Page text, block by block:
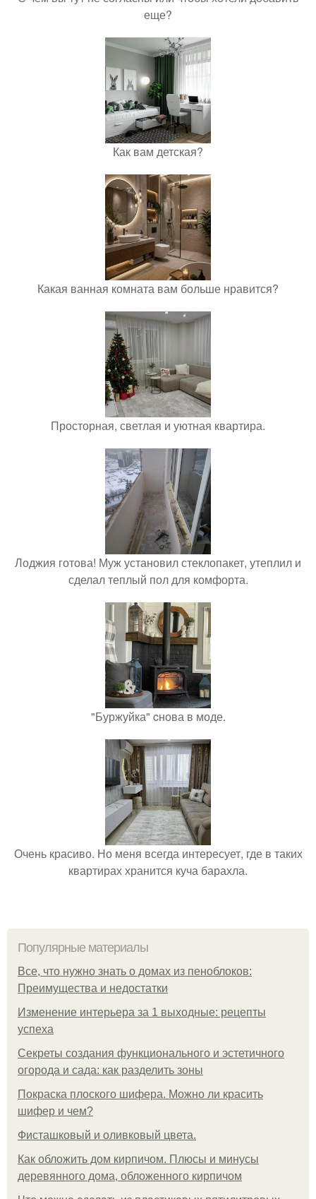
еще?
Как вам детская?
Какая ванная комната вам больше нравится?
Просторная, светлая и уютная квартира.
Лоджия готова! Муж установил стеклопакет, утеплил и
сделал теплый пол для комфорта.
"Буржуйка" cнова в моде.
Очень красиво. Но меня всегда интересует, где в таких
квартирах хранится куча барахла.
Популярные материалы
Все, что нужно знать о домах из пеноблоков:
Преимущества и недостатки
Изменение интерьера за 1 выходные: рецепты
успеха
Секреты создания функционального и эстетичного
огорода и сада: как разделить зоны
Покраска плоского шифера. Можно ли красить
шифер и чем?
Фисташковый и оливковый цвета.
Как обложить дом кирпичом. Плюсы и минусы
деревянного дома, обложенного кирпичом